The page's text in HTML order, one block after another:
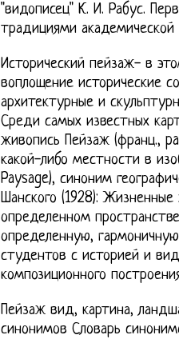
"видописец" К. И. Рабус.
традициями академической
Исторический пейзаж- в
воплощение исторические
архитектурные и
Среди самых известных
живопись Пейзаж (франц.,
какой-либо местности в
Paysage), синоним
Шанского (1928):
определенном
определенную,
студентов с историей и
композиционного
Пейзаж вид, картина,
синонимов Словарь